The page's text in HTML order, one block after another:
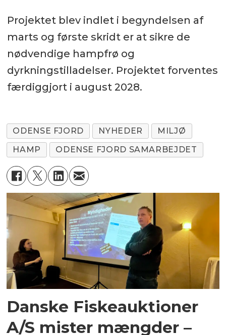
Projektet blev indlet i begyndelsen af
marts og første skridt er at sikre de
nødvendige hampfrø og
dyrkningstilladelser. Projektet forventes
færdiggjort i august 2028.
ODENSE FJORD NYHEDER
MILJØ
HAMP
ODENSE FJORD SAMARBEJDET
Danske Fiskeauktioner
A/S mister mængder –